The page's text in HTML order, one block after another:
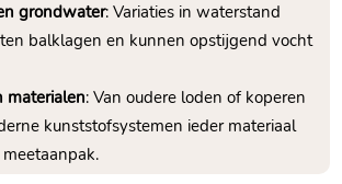
grondwater: Variaties in waterstand
balklagen en kunnen opstijgend vocht
materialen: Van oudere loden of koperen
kunststofsystemen ieder materiaal